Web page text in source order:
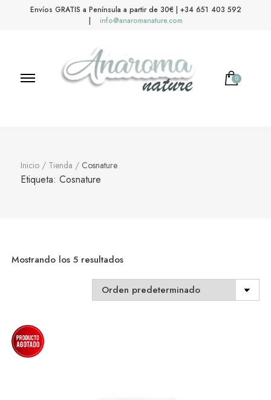
Envíos GRATIS a Península a partir de 30€ | +34 651 403 592
|
info@anaromanature.com
0
Inicio / Tienda / Cosnature
Etiqueta: Cosnature
Mostrando los 5 resultados